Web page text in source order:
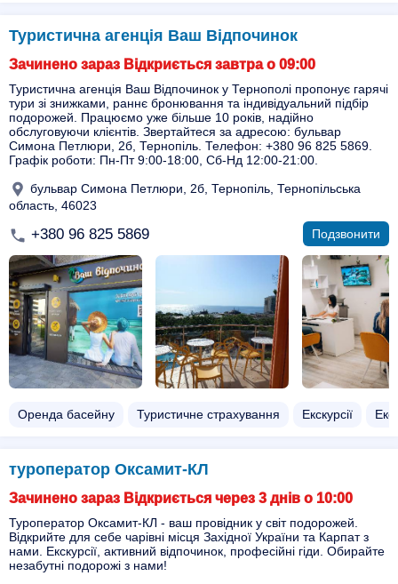
Туристична агенція Ваш Відпочинок
Зачинено зараз Відкриється завтра о 09:00
Туристична агенція Ваш Відпочинок у Тернополі пропонує гарячі
тури зі знижками, раннє бронювання та індивідуальний підбір
подорожей. Працюємо уже більше 10 років, надійно
обслуговуючи клієнтів. Звертайтеся за адресою: бульвар
Симона Петлюри, 2б, Тернопіль. Телефон: +380 96 825 5869.
Графік роботи: Пн-Пт 9:00-18:00, Сб-Нд 12:00-21:00.
бульвар Симона Петлюри, 2б, Тернопіль, Тернопільська
область, 46023
+380 96 825 5869 Подзвонити
Оренда басейну Туристичне страхування Екскурсії
туроператор Оксамит-КЛ
Зачинено зараз Відкриється через 3 днів о 10:00
Туроператор Оксамит-КЛ - ваш провідник у світ подорожей.
Відкрийте для себе чарівні місця Західної України та Карпат з
нами. Екскурсії, активний відпочинок, професійні гіди. Обирайте
незабутні подорожі з нами!